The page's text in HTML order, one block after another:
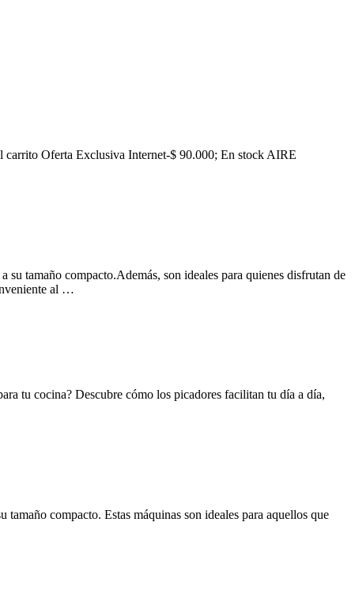
Oferta Exclusiva Internet-$ 90.000; En stock AIRE
su tamaño compacto.Además, son ideales para quienes disfrutan de
al …
tu cocina? Descubre cómo los picadores facilitan tu día a día,
tamaño compacto. Estas máquinas son ideales para aquellos que